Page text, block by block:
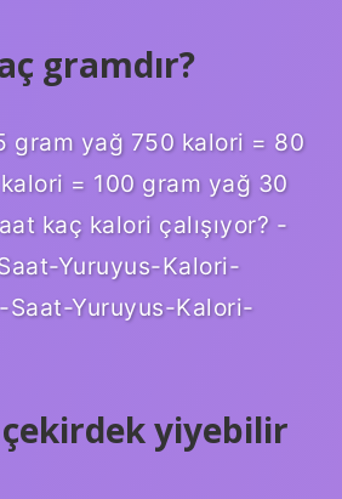
gramdır?
gram yağ 750 kalori = 80
= 100 gram yağ 30
kaç kalori çalışıyor? -
Yuruyus-Kalori-
Saat-Yuruyus-Kalori-
yiyebilir